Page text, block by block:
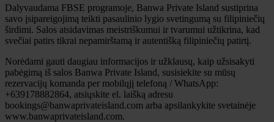
Dalyvaudama FBSE programoje, Banwa Private Island sustiprina
savo įsipareigojimą teikti pasaulinio lygio svetingumą su filipiniečių
širdimi. Salos atsidavimas meistriškumui ir tvarumui užtikrina, kad
svečiai patirs tikrai nepamirštamą ir autentišką filipiniečių patirtį.
Norėdami gauti daugiau informacijos ir užklausų, kaip užsisakyti
pabėgimą iš salos Banwa Private Island, susisiekite su mūsų
rezervacijų komanda per mobilųjį telefoną / WhatsApp:
+639178882864, atsiųskite el. laišką adresu
bookings@banwaprivateisland.com arba apsilankykite svetainėje
www.banwaprivateisland.com.